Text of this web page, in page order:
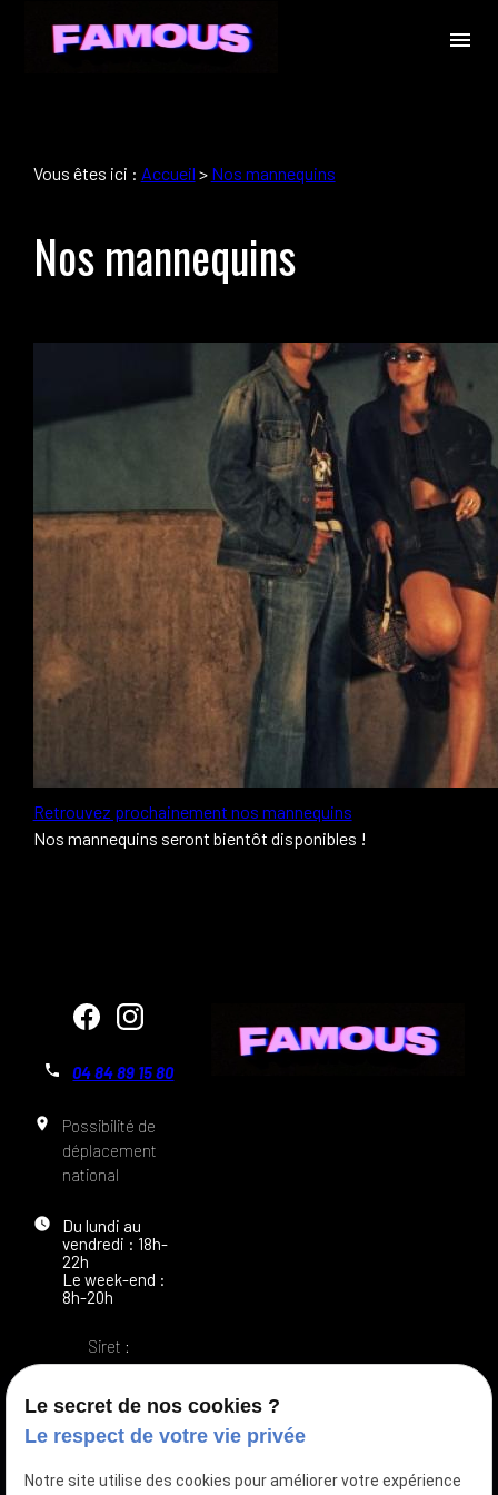
menu
Vous êtes ici : Accueil > Nos mannequins
Nos mannequins
Retrouvez prochainement nos mannequins
Nos mannequins seront bientôt disponibles !
phone 04 84 89 15 80
place
Possibilité de
déplacement
national
watch_later
Du lundi au
vendredi : 18h-
22h
Le week-end :
8h-20h
Siret :
82966034900012
Newsletter
Le secret de nos cookies ?
Le respect de votre vie privée
Notre site utilise des cookies pour améliorer votre expérience